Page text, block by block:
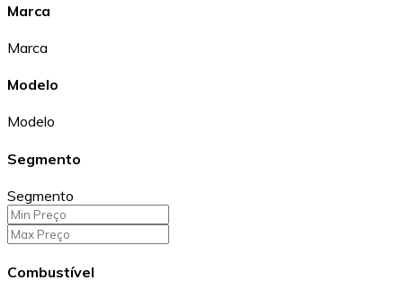
Marca
Marca
Modelo
Modelo
Segmento
Segmento
Combustível